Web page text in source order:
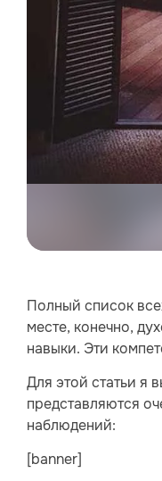
Полный список
месте, конечно,
навыки. Эти
Для этой статьи я
представляются
наблюдений:
[banner]